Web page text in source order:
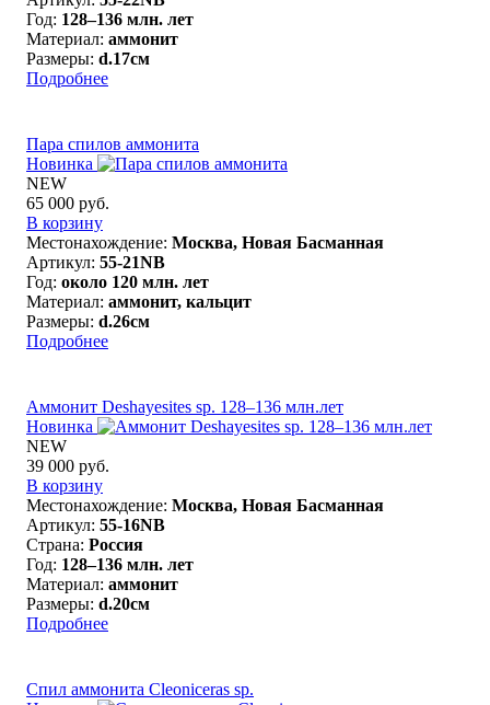
Год: 128–136 млн. лет
Материал: аммонит
Размеры: d.17см
Подробнее
Пара спилов аммонита
Новинка
NEW
65 000 руб.
В корзину
Местонахождение: Москва, Новая Басманная
Артикул: 55-21NB
Год: около 120 млн. лет
Материал: аммонит, кальцит
Размеры: d.26см
Подробнее
Аммонит Deshayesites sp. 128–136 млн.лет
Новинка
NEW
39 000 руб.
В корзину
Местонахождение: Москва, Новая Басманная
Артикул: 55-16NB
Страна: Россия
Год: 128–136 млн. лет
Материал: аммонит
Размеры: d.20см
Подробнее
Спил аммонита Cleoniceras sp.